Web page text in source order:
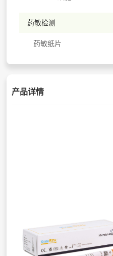
药敏检测
药敏纸片
产品详情